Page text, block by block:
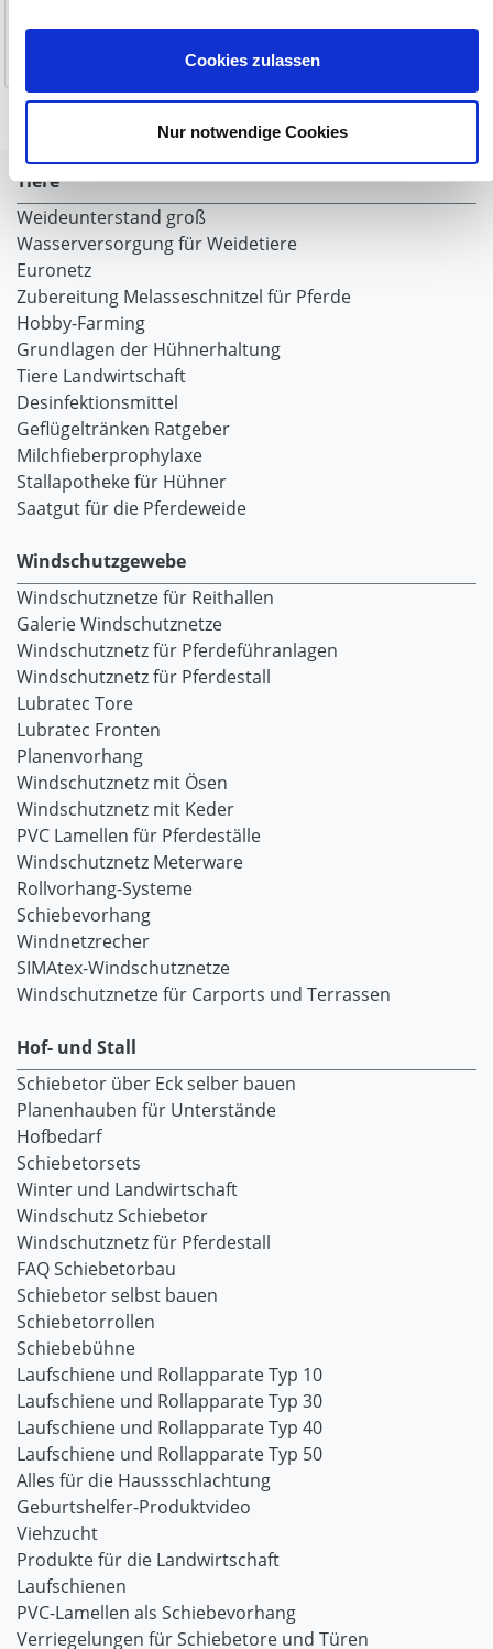
Cookies zulassen
Nur notwendige Cookies
Tiere
Weideunterstand groß
Wasserversorgung für Weidetiere
Euronetz
Zubereitung Melasseschnitzel für Pferde
Hobby-Farming
Grundlagen der Hühnerhaltung
Tiere Landwirtschaft
Desinfektionsmittel
Geflügeltränken Ratgeber
Milchfieberprophylaxe
Stallapotheke für Hühner
Saatgut für die Pferdeweide
Windschutzgewebe
Windschutznetze für Reithallen
Galerie Windschutznetze
Windschutznetz für Pferdeführanlagen
Windschutznetz für Pferdestall
Lubratec Tore
Lubratec Fronten
Planenvorhang
Windschutznetz mit Ösen
Windschutznetz mit Keder
PVC Lamellen für Pferdeställe
Windschutznetz Meterware
Rollvorhang-Systeme
Schiebevorhang
Windnetzrecher
SIMAtex-Windschutznetze
Windschutznetze für Carports und Terrassen
Hof- und Stall
Schiebetor über Eck selber bauen
Planenhauben für Unterstände
Hofbedarf
Schiebetorsets
Winter und Landwirtschaft
Windschutz Schiebetor
Windschutznetz für Pferdestall
FAQ Schiebetorbau
Schiebetor selbst bauen
Schiebetorrollen
Schiebebühne
Laufschiene und Rollapparate Typ 10
Laufschiene und Rollapparate Typ 30
Laufschiene und Rollapparate Typ 40
Laufschiene und Rollapparate Typ 50
Alles für die Haussschlachtung
Geburtshelfer-Produktvideo
Viehzucht
Produkte für die Landwirtschaft
Laufschienen
PVC-Lamellen als Schiebevorhang
Verriegelungen für Schiebetore und Türen